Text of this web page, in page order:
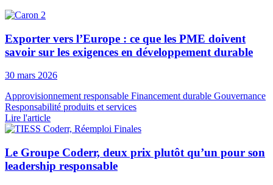
Exporter vers l’Europe : ce que les PME doivent
savoir sur les exigences en développement durable
30 mars 2026
Approvisionnement responsable Financement durable Gouvernance
Responsabilité produits et services
Lire l'article
Le Groupe Coderr, deux prix plutôt qu’un pour son
leadership responsable